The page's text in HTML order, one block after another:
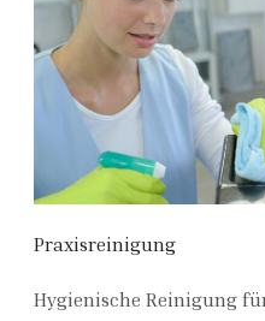
Praxisreinigung
Hygienische Reinigung